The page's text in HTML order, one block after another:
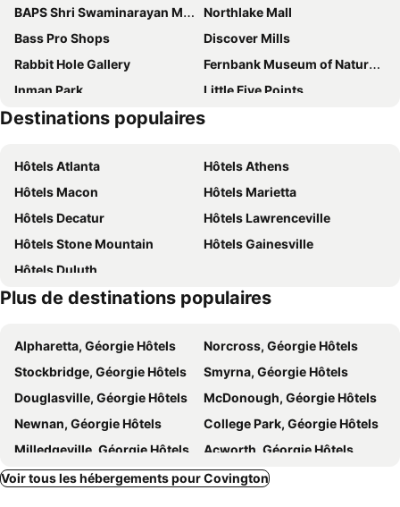
Hawthorn Extended Stay by Wyndham Conyers
Avid Hotel Atlanta – Conyers I-20 By Ihg
WoodSpring Suites Atlanta Conyers
Echo Suites Extended Stay by Wyndham Atlanta-Conyers
Hampton Inn Conyers
Econo Lodge Conyers
Courtyard Atlanta Conyers
Home2 Suites By Hilton Conyers Atlanta
Home2 Suites By Hilton Conyers Atlanta
Country Inn & Suites by Radisson, Conyers, GA
La Quinta Inn & Suites by Wyndham Atlanta Conyers
Quality Inn Conyers I-20
Jameson Inn Conyers
Holiday Inn Express Conyers by IHG
Microtel Inn & Suites by Wyndham Conyers Atlanta Area
Springhill Suites by Marriott Conyers
Holiday Inn Express & Suites Atlanta-Conyers
America's Best Value Inn Conyers
Motel 6 Conyers, GA
BAPS Shri Swaminarayan Mandir
Northlake Mall
Bass Pro Shops
Discover Mills
Rabbit Hole Gallery
Fernbank Museum of Natural History
Inman Park
Little Five Points
Destinations populaires
Hôtels Atlanta
Hôtels Athens
Hôtels Macon
Hôtels Marietta
Hôtels Decatur
Hôtels Lawrenceville
Hôtels Stone Mountain
Hôtels Gainesville
Hôtels Duluth
Plus de destinations populaires
Alpharetta, Géorgie Hôtels
Norcross, Géorgie Hôtels
Stockbridge, Géorgie Hôtels
Smyrna, Géorgie Hôtels
Douglasville, Géorgie Hôtels
McDonough, Géorgie Hôtels
Newnan, Géorgie Hôtels
College Park, Géorgie Hôtels
Milledgeville, Géorgie Hôtels
Acworth, Géorgie Hôtels
Buford, Géorgie Hôtels
Conyers, Géorgie Hôtels
Voir tous les hébergements pour Covington